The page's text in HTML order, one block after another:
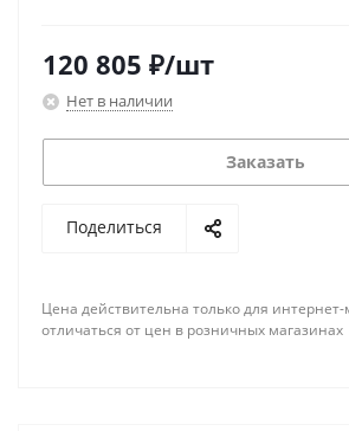
120 805 ₽/шт
Нет в наличии
Заказать
Поделиться
Цена действительна только для
отличаться от цен в розничных магазинах